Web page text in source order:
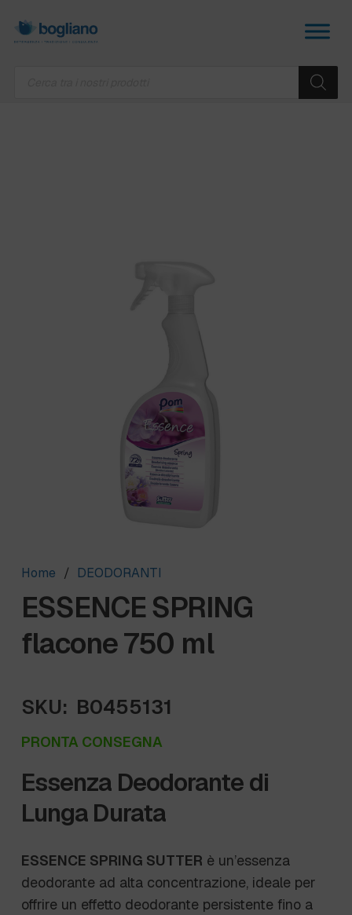
Home / DEODORANTI
ESSENCE SPRING
flacone 750 ml
SKU: B0455131
PRONTA CONSEGNA
Essenza Deodorante di
Lunga Durata
ESSENCE SPRING SUTTER è un’essenza
deodorante ad alta concentrazione, ideale per
offrire un effetto deodorante persistente fino a